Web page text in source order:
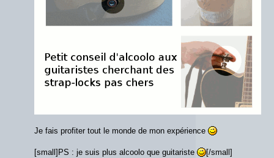
Je fais profiter tout le monde de mon expérience
[small]PS : je suis plus alcoolo que guitariste [/small]